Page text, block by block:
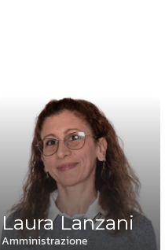
Laura Lanzani
Amministrazione